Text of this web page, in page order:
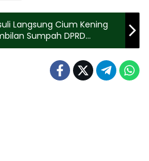
Langsung Cium Kening
Sumpah DPRD